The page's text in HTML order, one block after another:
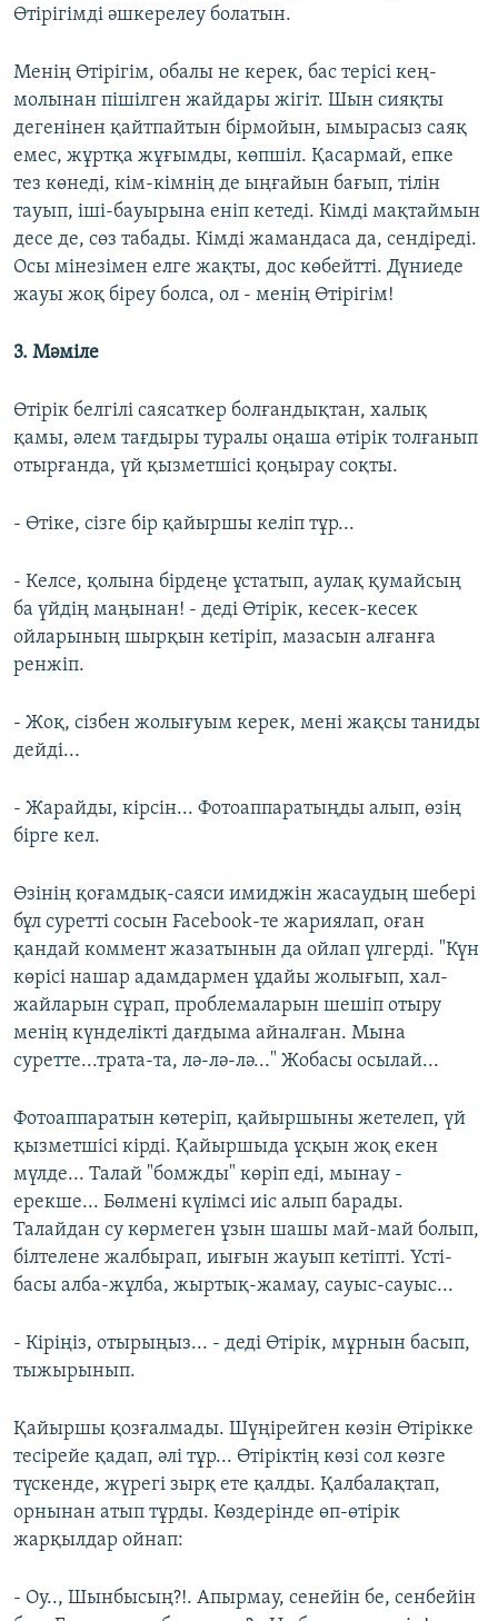
Өтірігімді әшкерелеу болатын.
Менің Өтірігім, обалы не керек, бас терісі кең-
молынан пішілген жайдары жігіт. Шын сияқты
дегенінен қайтпайтын бірмойын, ымырасыз саяқ
емес, жұртқа жұғымды, көпшіл. Қасармай, епке
тез көнеді, кім-кімнің де ыңғайын бағып, тілін
тауып, іші-бауырына еніп кетеді. Кімді мақтаймын
десе де, сөз табады. Кімді жамандаса да, сендіреді.
Осы мінезімен елге жақты, дос көбейтті. Дүниеде
жауы жоқ біреу болса, ол - менің Өтірігім!
3. Мәміле
Өтірік белгілі саясаткер болғандықтан, xалық
қамы, әлем тағдыры туралы оңаша өтірік толғанып
отырғанда, үй қызметшісі қоңырау соқты.
- Өтіке, сізге бір қайыршы келіп тұр...
- Келсе, қолына бірдеңе ұстатып, аулақ қумайсың
ба үйдің маңынан! - деді Өтірік, кесек-кесек
ойларының шырқын кетіріп, мазасын алғанға
ренжіп.
- Жоқ, сізбен жолығуым керек, мені жақсы таниды
дейді...
- Жарайды, кірсін... Фотоаппаратыңды алып, өзің
бірге кел.
Өзінің қоғамдық-саяси имиджін жасаудың шебері
бұл суретті сосын Facebook-те жариялап, оған
қандай коммент жазатынын да ойлап үлгерді. "Күн
көрісі нашар адамдармен ұдайы жолығып, xал-
жайларын сұрап, проблемаларын шешіп отыру
менің күнделікті дағдыма айналған. Мына
суретте...трата-та, лә-лә-лә..." Жобасы осылай...
Фотоаппаратын көтеріп, қайыршыны жетелеп, үй
қызметшісі кірді. Қайыршыда ұсқын жоқ екен
мүлде... Талай "бомжды" көріп еді, мынау -
ерекше... Бөлмені күлімсі иіс алып барады.
Талайдан су көрмеген ұзын шашы май-май болып,
білтелене жалбырап, иығын жауып кетіпті. Үсті-
басы алба-жұлба, жыртық-жамау, сауыс-сауыс...
- Кіріңіз, отырыңыз... - деді Өтірік, мұрнын басып,
тыжырынып.
Қайыршы қозғалмады. Шүңірейген көзін Өтірікке
тесірейе қадап, әлі тұр... Өтіріктің көзі сол көзге
түскенде, жүрегі зырқ ете қалды. Қалбалақтап,
орнынан атып тұрды. Көздерінде өп-өтірік
жарқылдар ойнап:
- Оу.., Шынбысың?!. Апырмау, сенейін бе, сенбейін